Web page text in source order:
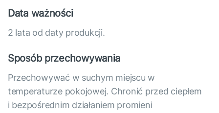
Data ważności
2 lata od daty produkcji.
Sposób przechowywania
Przechowywać w suchym miejscu w
temperaturze pokojowej. Chronić przed ciepłem
i bezpośrednim działaniem promieni